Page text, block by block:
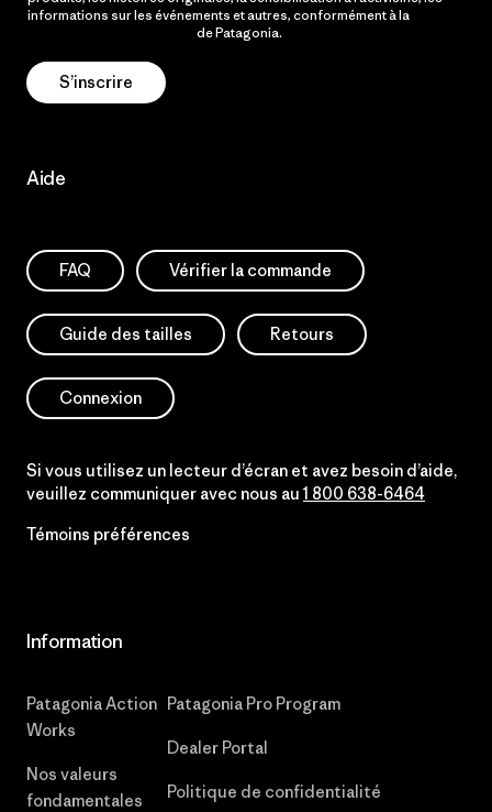
informations sur les événements et autres, conformément à la
de Patagonia.
S’inscrire
Aide
FAQ Vérifier la commande
Guide des tailles Retours
Connexion
Si vous utilisez un lecteur d’écran et avez besoin d’aide,
veuillez communiquer avec nous au 1 800 638-6464
Témoins préférences
Information
Patagonia Action
Works
Nos valeurs
fondamentales
Patagonia Pro Program
Dealer Portal
Politique de confidentialité